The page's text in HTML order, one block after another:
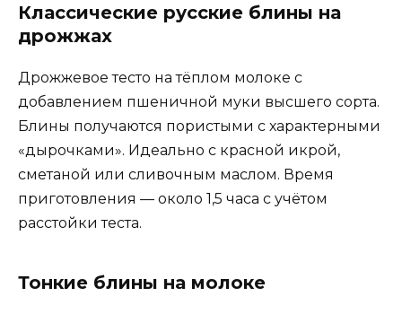
Классические русские блины на
дрожжах
Дрожжевое тесто на тёплом молоке с
добавлением пшеничной муки высшего сорта.
Блины получаются пористыми с характерными
«дырочками». Идеально с красной икрой,
сметаной или сливочным маслом. Время
приготовления — около 1,5 часа с учётом
расстойки теста.
Тонкие блины на молоке